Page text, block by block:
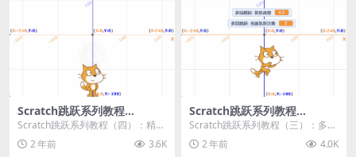
Scratch跳跃系列教程
（四）：精准着陆
Scratch跳跃系列教程（四）：精准
着陆 作者：小虎鲸Scratch资源站
... 2 年前 3.6K
Scratch跳跃系列教程
（三）：多段跳跃
Scratch跳跃系列教程（三）：多段
跳跃 作者：小虎鲸Scratch资源站
连...2 年前 4.0K